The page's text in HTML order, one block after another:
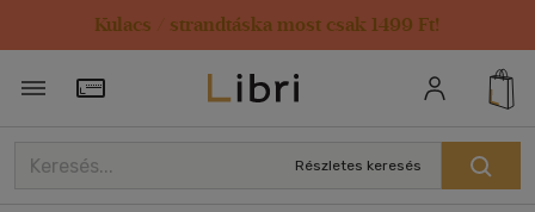
Kulacs / strandtáska most csak 1499 Ft!
Törzsvásárlói Kártya adatai
Részletes keresés